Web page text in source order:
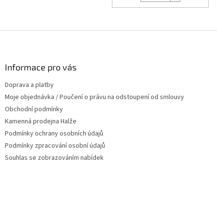
Informace pro vás
Doprava a platby
Moje objednávka / Poučení o právu na odstoupení od smlouvy
Obchodní podmínky
Kamenná prodejna Halže
Podmínky ochrany osobních údajů
Podmínky zpracování osobní údajů
Souhlas se zobrazováním nabídek